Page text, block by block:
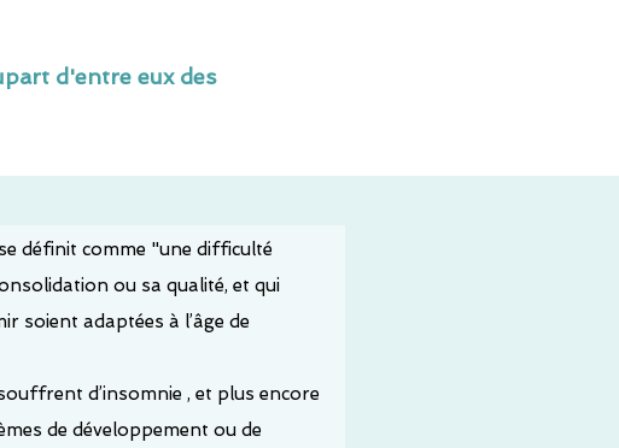
d'entre eux des
définit comme "une difficulté
ou sa qualité, et qui
soient adaptées à l’âge de
d’insomnie , et plus encore
de développement ou de